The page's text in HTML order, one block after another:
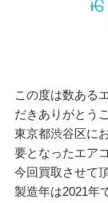
この度は数ある
だきありがとう
東京都渋谷区に
要となったエア
今回買取させて
製造年は2021年